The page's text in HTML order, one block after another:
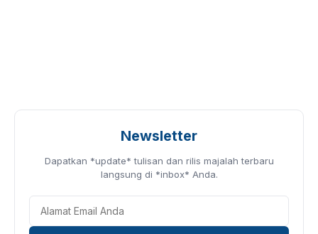
Newsletter
Dapatkan *update* tulisan dan rilis majalah terbaru
langsung di *inbox* Anda.